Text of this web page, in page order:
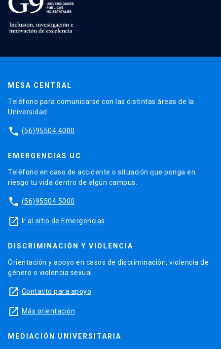
MESA CENTRAL
Teléfono para comunicarse con las distintas áreas de la
Universidad.
phone (56)95504 4000
EMERGENCIAS UC
Teléfono en caso de accidente o situación que ponga en
riesgo tu vida dentro de algún campus.
phone (56)95504 5000
launch Ir al sitio de Emergencias
DISCRIMINACIÓN Y VIOLENCIA
Orientación y apoyo en casos de discriminación, violencia de
género o violencia sexual.
launch Contacto para apoyo
launch Más orientación
MEDIACIÓN UNIVERSITARIA